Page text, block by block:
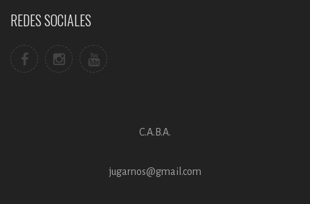
REDES SOCIALES
C.A.B.A.
jugarnos@gmail.com